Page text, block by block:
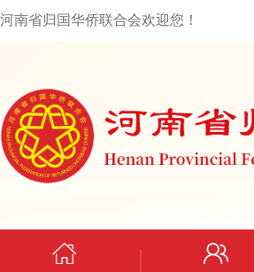
河南省归国华侨联合会欢迎您！